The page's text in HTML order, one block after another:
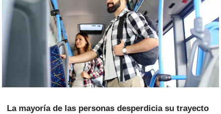
La mayoría de las personas desperdicia su trayecto